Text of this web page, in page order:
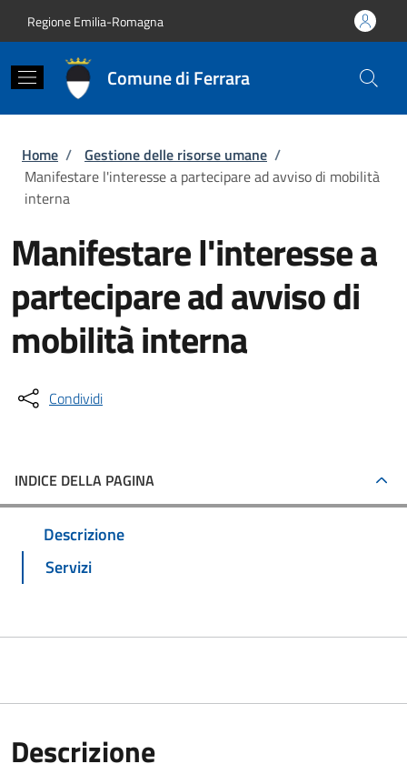
Regione Emilia-Romagna
Comune di Ferrara
Briciole di pane
Home / Gestione delle risorse umane /
Manifestare l'interesse a partecipare ad avviso di mobilità
interna
Manifestare l'interesse a
partecipare ad avviso di
mobilità interna
Condividi
INDICE DELLA PAGINA
Descrizione
Servizi
Descrizione